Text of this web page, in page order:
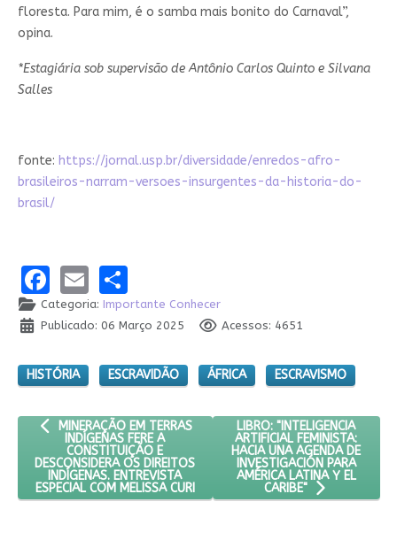
floresta. Para mim, é o samba mais bonito do Carnaval”,
opina.
*Estagiária sob supervisão de Antônio Carlos Quinto e Silvana
Salles
fonte: https://jornal.usp.br/diversidade/enredos-afro-
brasileiros-narram-versoes-insurgentes-da-historia-do-
brasil/
Facebook
EmailShare
Categoria: Importante Conhecer
Publicado: 06 Março 2025
Acessos: 4651
HISTÓRIA ESCRAVIDÃO ÁFRICA ESCRAVISMO
ARTIGO ANTERIOR: MINERAÇÃO EM TERRAS INDÍGENAS FERE
MINERAÇÃO EM TERRAS
INDÍGENAS FERE A
CONSTITUIÇÃO E
DESCONSIDERA OS DIREITOS
INDÍGENAS. ENTREVISTA
ESPECIAL COM MELISSA CURI
PRÓXIMO ARTIGO: LIBRO:
LIBRO: "INTELIGENCIA
ARTIFICIAL FEMINISTA:
HACIA UNA AGENDA DE
INVESTIGACIÓN PARA
AMÉRICA LATINA Y EL
CARIBE"